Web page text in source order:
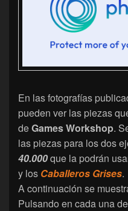
En las fotografías
pueden ver las piezas
deGames Workshop.
las piezas para los dos
40.000que la podrán
y los Caballeros Grises.
A continuación se
Pulsando en cada una